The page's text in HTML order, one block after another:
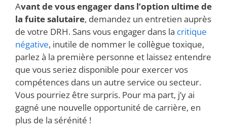
Avant de vous engager dans l’option ultime de
la fuite salutaire, demandez un entretien auprès
de votre DRH. Sans vous engager dans la critique
négative, inutile de nommer le collègue toxique,
parlez à la première personne et laissez entendre
que vous seriez disponible pour exercer vos
compétences dans un autre service ou secteur.
Vous pourriez être surpris. Pour ma part, j’y ai
gagné une nouvelle opportunité de carrière, en
plus de la sérénité !